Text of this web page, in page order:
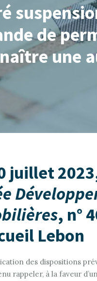
de
une
juillet
, n°
Lebon
des dispositions
rappeler, à la faveur